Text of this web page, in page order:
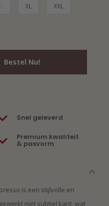
XL XXL
Bestel Nu!
Snel geleverd
Premium kwaliteit
& pasvorm
is een stijlvolle en
met subtiel kant, wat